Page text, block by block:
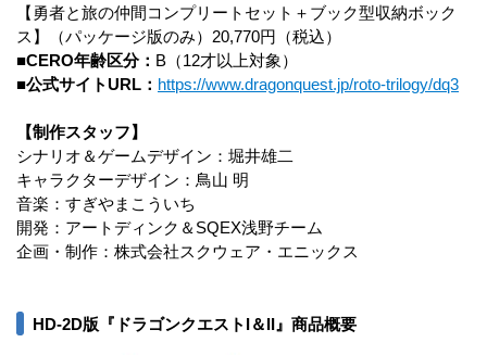
【勇者と旅の仲間コンプリートセット＋ブック型収納ボック
ス】（パッケージ版のみ）20,770円（税込）
■CERO年齢区分： B（12才以上対象）
■公式サイトURL： https://www.dragonquest.jp/roto-trilogy/dq3
【制作スタッフ】
シナリオ＆ゲームデザイン：堀井雄二
キャラクターデザイン：鳥山 明
音楽：すぎやまこういち
開発：アートディンク＆SQEX浅野チーム
企画・制作：株式会社スクウェア・エニックス
HD-2D版『ドラゴンクエストI＆II』商品概要